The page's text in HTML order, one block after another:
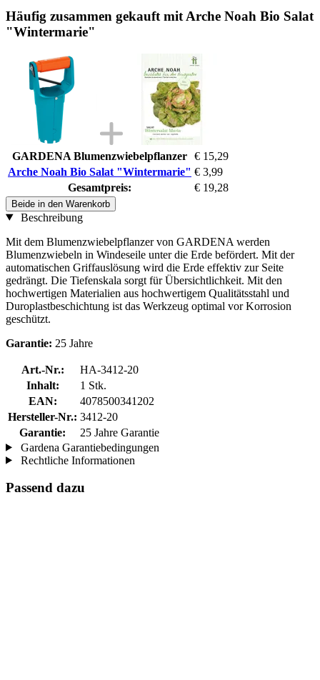
Häufig zusammen gekauft mit Arche Noah Bio Salat
"Wintermarie"
GARDENA Blumenzwiebelpflanzer € 15,29
Arche Noah Bio Salat "Wintermarie" € 3,99
Gesamtpreis:
€ 19,28
Beide in den Warenkorb
Beschreibung
Mit dem Blumenzwiebelpflanzer von GARDENA werden
Blumenzwiebeln in Windeseile unter die Erde befördert. Mit der
automatischen Griffauslösung wird die Erde effektiv zur Seite
gedrängt. Die Tiefenskala sorgt für Übersichtlichkeit. Mit den
hochwertigen Materialien aus hochwertigem Qualitätsstahl und
Duroplastbeschichtung ist das Werkzeug optimal vor Korrosion
geschützt.
Garantie: 25 Jahre
Art.-Nr.:
HA-3412-20
Inhalt:
1 Stk.
EAN:
4078500341202
Hersteller-Nr.: 3412-20
Garantie:
25 Jahre Garantie
Gardena Garantiebedingungen
Rechtliche Informationen
Passend dazu